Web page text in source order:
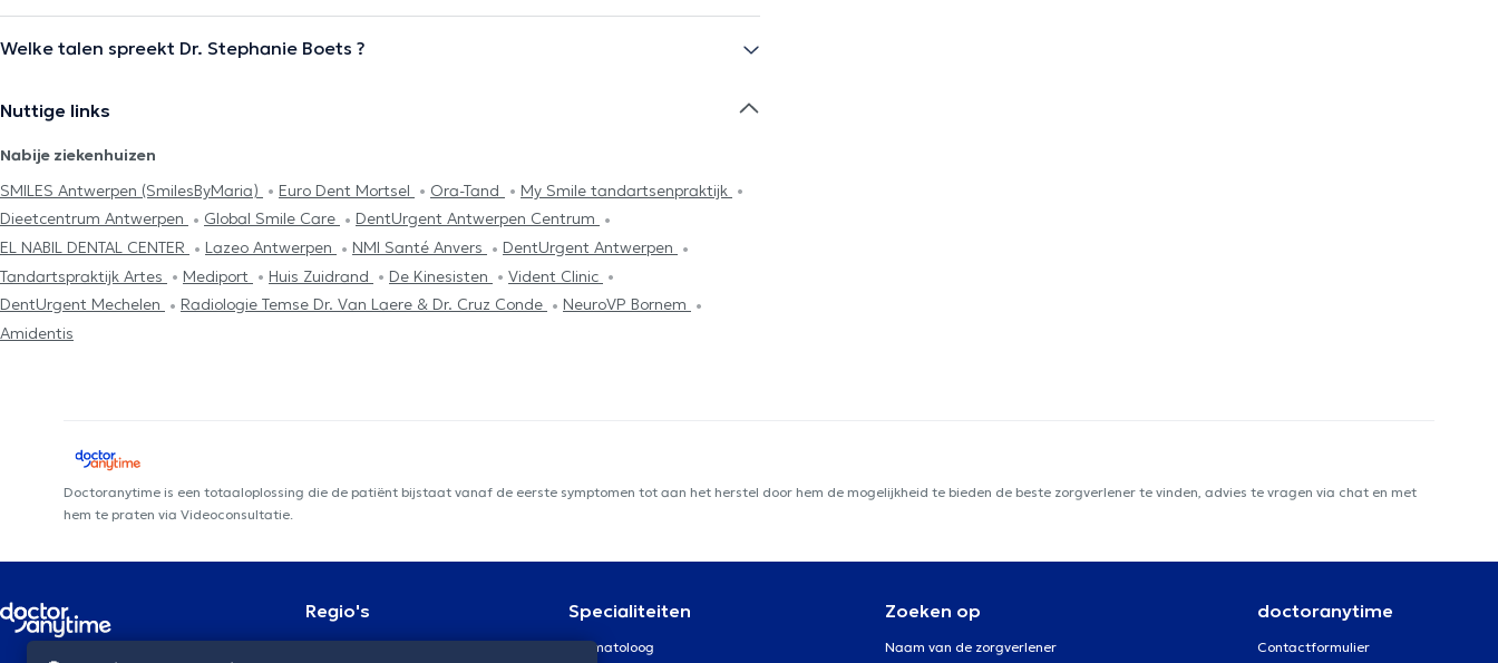
Welke talen spreekt Dr. Stephanie Boets ?
Nuttige links
Nabije ziekenhuizen
SMILES Antwerpen (SmilesByMaria)
Euro Dent Mortsel Ora-Tand
My Smile tandartsenpraktijk
Dieetcentrum Antwerpen
Global Smile Care
DentUrgent Antwerpen Centrum
EL NABIL DENTAL CENTER
Lazeo Antwerpen NMI Santé Anvers
DentUrgent Antwerpen
Tandartspraktijk Artes
Mediport Huis Zuidrand De Kinesisten
Vident Clinic
DentUrgent Mechelen
Radiologie Temse Dr. Van Laere & Dr. Cruz Conde
NeuroVP Bornem
Amidentis
Doctoranytime is een totaaloplossing die de patiënt bijstaat vanaf de eerste symptomen tot aan het herstel door hem de mogelijkheid te bieden de beste zorgverlener te vinden, advies te vragen via chat en met
hem te praten via Videoconsultatie.
NL
Regio's Specialiteiten
Dermatoloog
Zoeken op
Naam van de zorgverlener
doctoranytime
Contactformulier